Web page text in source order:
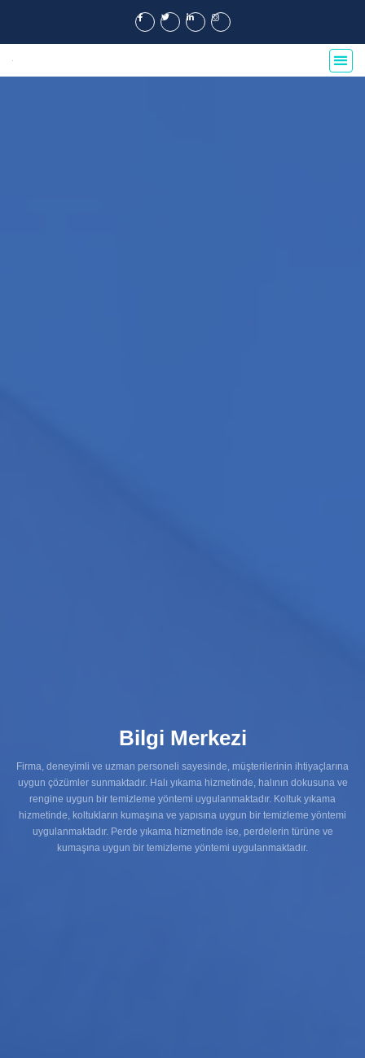
Bilgi Merkezi
Firma, deneyimli ve uzman personeli sayesinde, müşterilerinin ihtiyaçlarına
uygun çözümler sunmaktadır. Halı yıkama hizmetinde, halının dokusuna ve
rengine uygun bir temizleme yöntemi uygulanmaktadır. Koltuk yıkama
hizmetinde, koltukların kumaşına ve yapısına uygun bir temizleme yöntemi
uygulanmaktadır. Perde yıkama hizmetinde ise, perdelerin türüne ve
kumaşına uygun bir temizleme yöntemi uygulanmaktadır.